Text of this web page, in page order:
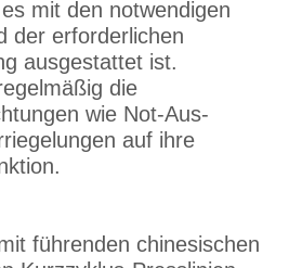
mit den notwendigen
der erforderlichen
ausgestattet ist.
die
wie Not-Aus-
auf ihre